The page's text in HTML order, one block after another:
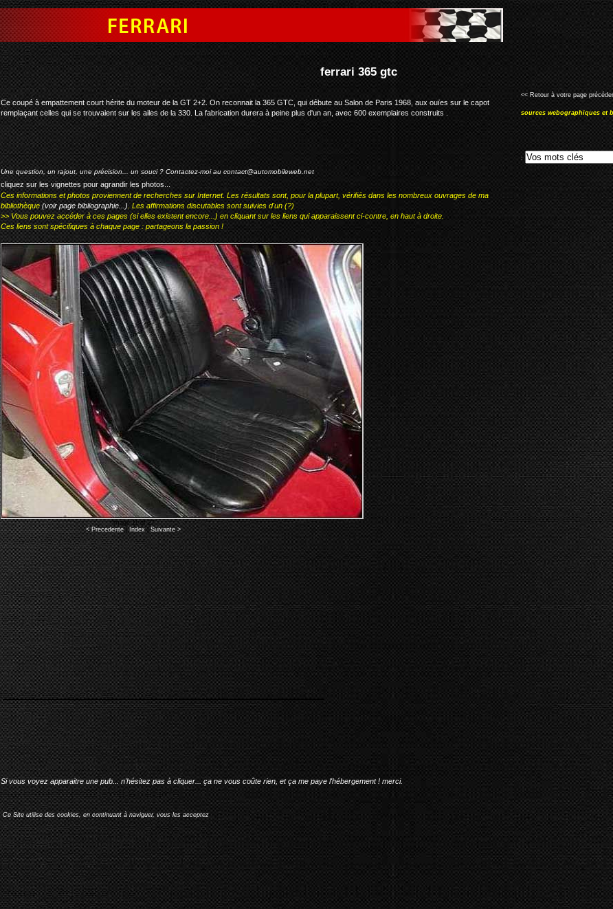
ferrari 365 gtc
Ce coupé à empattement court hérite du moteur de la GT 2+2. On reconnait la 365 GTC, qui débute au Salon de Paris 1968, aux ouïes sur le capot
remplaçant celles qui se trouvaient sur les ailes de la 330. La fabrication durera à peine plus d'un an, avec 600 exemplaires construits .
Une question, un rajout, une précision... un souci ? Contactez-moi au contact@automobileweb.net
cliquez sur les vignettes pour agrandir les photos...
Ces informations et photos proviennent de recherches sur Internet. Les résultats sont, pour la plupart, vérifiés dans les nombreux ouvrages de ma
bibliothèque(voir page bibliographie...). Les affirmations discutables sont suivies d'un (?)
>> Vous pouvez accéder à ces pages (si elles existent encore...) en cliquant sur les liens qui apparaissent ci-contre, en haut à droite.
Ces liens sont spécifiques à chaque page : partageons la passion !
Image 11 of 27
< Precedente| Index |Suivante >
Si vous voyez apparaitre une pub... n'hésitez pas à cliquer... ça ne vous coûte rien, et ça me paye l'hébergement ! merci.
Ce Site utilise des cookies, en continuant à naviguer, vous les acceptez
<< Retour à votre page
sources webographiques et
: